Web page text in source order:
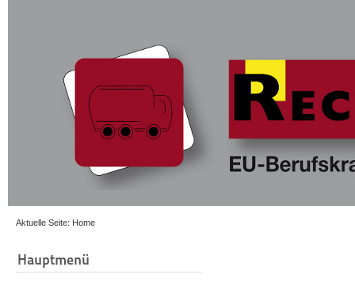
Aktuelle Seite: Home
Hauptmenü